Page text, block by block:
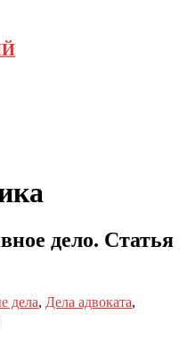
дело. Статья
дела, Дела адвоката,